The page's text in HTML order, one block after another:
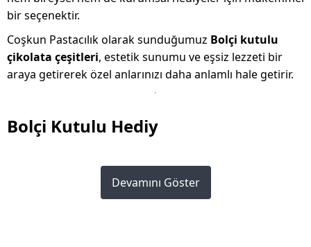
bir seçenektir.
Coşkun Pastacılık olarak sunduğumuz Bolçi kutulu
çikolata çeşitleri, estetik sunumu ve eşsiz lezzeti bir
araya getirerek özel anlarınızı daha anlamlı hale getirir.
Bolçi Kutulu Hediy
Devamını Göster